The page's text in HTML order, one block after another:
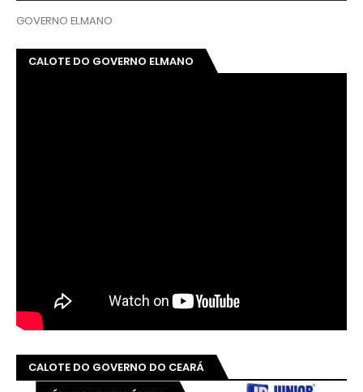
GOVERNO ELMANO
CALOTE DO GOVERNO ELMANO
CALOTE DO GOVERNO DO CEARÁ